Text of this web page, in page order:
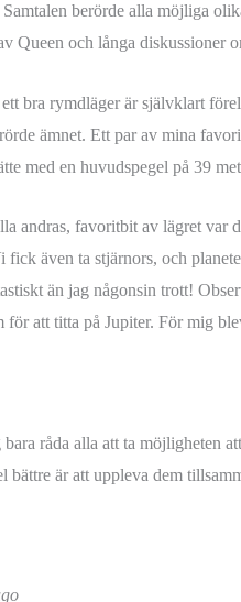
berörde alla möjliga
Queen och långa diskussioner
bra rymdläger är självklart
ämnet. Ett par av mina
med en huvudspegel på 39
andras, favoritbit av lägret var
fick även ta stjärnors, och
än jag någonsin trott!
att titta på Jupiter. För mig
råda alla att ta möjligheten
bättre är att uppleva dem